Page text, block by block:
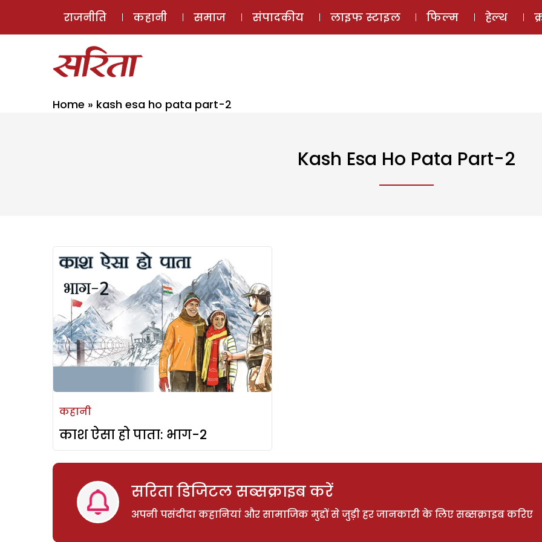
ई-मैगज़ीन
राजनीति कहानी समाज संपादकीय लाइफ स्टाइल फिल्म हेल्थ
Home » kash esa ho pata part-2
Kash Esa Ho Pata Part-2
कहानी
काश ऐसा हो पाता: भाग-2
सरिता डिजिटल सब्सक्राइब करें
अपनी पसंदीदा कहानियां और सामाजिक मुद्दों से जुड़ी हर जानकारी के लिए सब्सक्राइब करिए